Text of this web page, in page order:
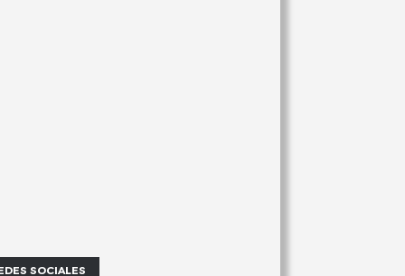
SOCIALES